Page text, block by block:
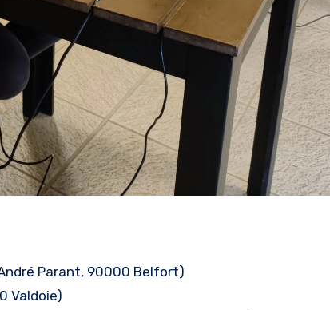
Parant, 90000 Belfort)
Valdoie)